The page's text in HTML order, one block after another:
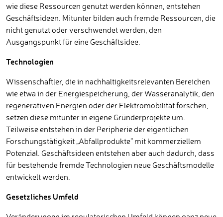
wie diese Ressourcen genutzt werden können, entstehen
Geschäftsideen. Mitunter bilden auch fremde Ressourcen, die
nicht genutzt oder verschwendet werden, den
Ausgangspunkt für eine Geschäftsidee.
Technologien
Wissenschaftler, die in nachhaltigkeitsrelevanten Bereichen
wie etwa in der Energiespeicherung, der Wasseranalytik, den
regenerativen Energien oder der Elektromobilität forschen,
setzen diese mitunter in eigene Gründerprojekte um.
Teilweise entstehen in der Peripherie der eigentlichen
Forschungstätigkeit „Abfallprodukte“ mit kommerziellem
Potenzial. Geschäftsideen entstehen aber auch dadurch, dass
für bestehende fremde Technologien neue Geschäftsmodelle
entwickelt werden.
Gesetzliches Umfeld